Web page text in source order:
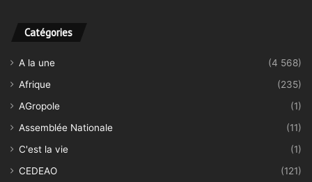
Catégories
A la une
(4 568)
Afrique
(235)
AGropole
(1)
Assemblée Nationale
(11)
C'est la vie
(1)
CEDEAO
(121)